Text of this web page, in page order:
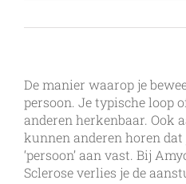
De manier waarop je
persoon. Je typische loop
anderen herkenbaar. Ook
kunnen anderen horen
‘persoon’ aan vast. Bij
Sclerose verlies je de